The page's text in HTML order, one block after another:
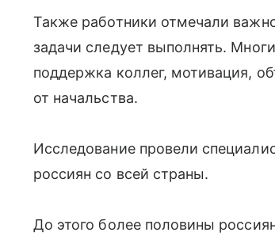
Также работники отмечали
задачи следует выполнять.
поддержка коллег, мотивация,
от начальства.
Исследование провели
россиян со всей страны.
До этого более половины